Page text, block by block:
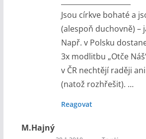
Jsou církve bohaté a
(alespoň duchovně) –
Např. v Polsku
3x modlitbu „Otče
v ČR nechtějí raději
(natož rozhřešit). …
Reagovat
M.Hajný